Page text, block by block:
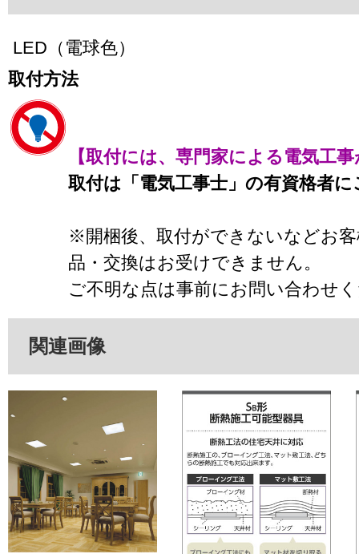
LED（電球色）
取付方法
【取付には、専門家による電気工
取付は「電気工事士」の有資格者
※開梱後、取付ができないなどお
品・交換はお受けできません。
ご不明な点は事前にお問い合わせ
関連画像